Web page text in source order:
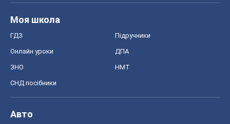
Моя школа
ГДЗ Підручники
Онлайн уроки ДПА
ЗНО НМТ
СНД посібники
Авто